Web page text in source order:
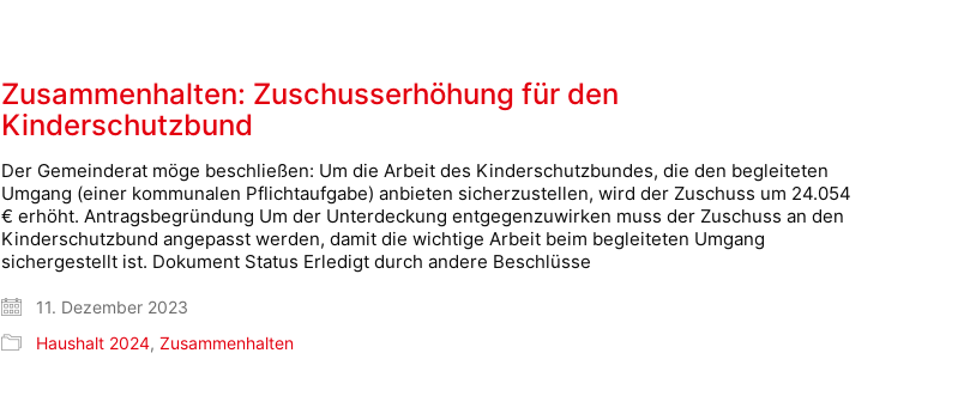
Zusammenhalten: Zuschusserhöhung für den
Kinderschutzbund
Der Gemeinderat möge beschließen: Um die Arbeit des Kinderschutzbundes, die den begleiteten
Umgang (einer kommunalen Pflichtaufgabe) anbieten sicherzustellen, wird der Zuschuss um 24.054
€ erhöht. Antragsbegründung Um der Unterdeckung entgegenzuwirken muss der Zuschuss an den
Kinderschutzbund angepasst werden, damit die wichtige Arbeit beim begleiteten Umgang
sichergestellt ist. Dokument Status Erledigt durch andere Beschlüsse
11. Dezember 2023
Haushalt 2024, Zusammenhalten